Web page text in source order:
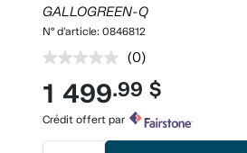
GALLOGREEN-Q
N° d'article:0846812
Aucune
cote
pour
produit.
(0)
1 499.99 $
Crédit offert par